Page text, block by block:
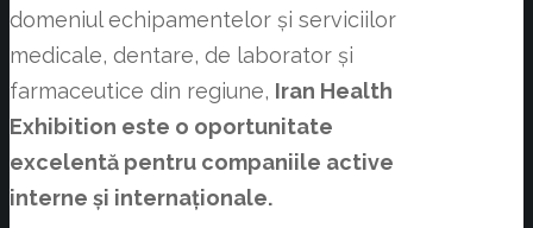
domeniul echipamentelor și serviciilor
medicale, dentare, de laborator și
farmaceutice din regiune, Iran Health
Exhibition este o oportunitate
excelentă pentru companiile active
interne și internaționale.